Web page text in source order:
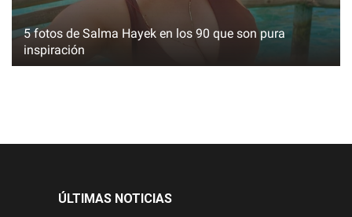
5 fotos de Salma Hayek en los 90 que son pura
inspiración
ÚLTIMAS NOTICIAS